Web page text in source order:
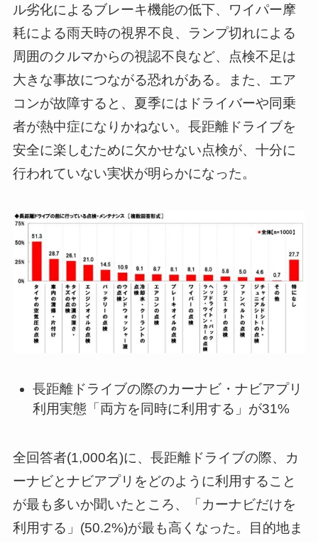
ル劣化によるブレーキ機能の低下、ワイパー摩
耗による雨天時の視界不良、ランプ切れによる
周囲のクルマからの視認不良など、点検不足は
大きな事故につながる恐れがある。また、エア
コンが故障すると、夏季にはドライバーや同乗
者が熱中症になりかねない。長距離ドライブを
安全に楽しむために欠かせない点検が、十分に
行われていない実状が明らかになった。
長距離ドライブの際のカーナビ・ナビアプリ
利用実態「両方を同時に利用する」が31%
全回答者(1,000名)に、長距離ドライブの際、カ
ーナビとナビアプリをどのように利用すること
が最も多いか聞いたところ、「カーナビだけを
利用する」(50.2%)が最も高くなった。目的地ま